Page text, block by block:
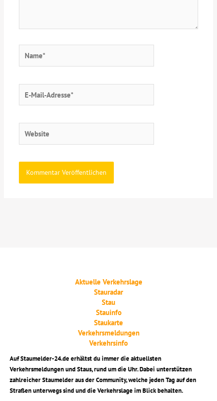
Mail-
Aktuelle Verkehrslage
Stauradar
Stau
Stauinfo
Staukarte
Verkehrsmeldungen
Verkehrsinfo
Auf Staumelder-24.de erhältst du immer die aktuellsten
Verkehrsmeldungen und Staus, rund um die Uhr. Dabei unterstützen
zahlreicher Staumelder aus der Community, welche jeden Tag auf den
Straßen unterwegs sind und die Verkehrslage im Blick behalten.